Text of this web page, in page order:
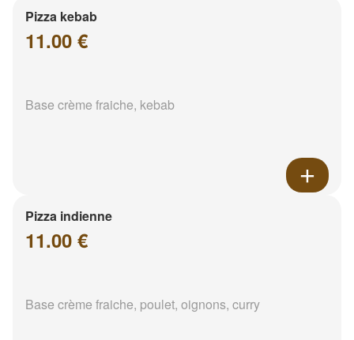
Pizza kebab
11.00 €
Base crème fraiche, kebab
Pizza indienne
11.00 €
Base crème fraiche, poulet, oignons, curry